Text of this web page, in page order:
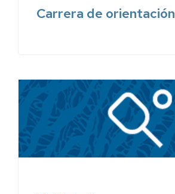
Carrera de orientación